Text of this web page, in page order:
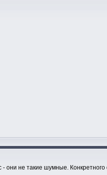
они не такие шумные.